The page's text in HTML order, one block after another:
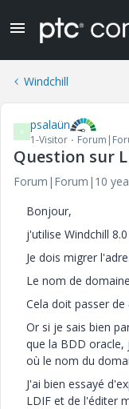
Windchill
P psalaün
1-Visitor
Question sur
Forum|Forum|10
Bonjour,
j'utilise Windchill
Je dois migrer
Le nom de
Cela doit passer de
Or si je sais bien
que la BDD oracle,
où le nom du
J'ai bien essayé
LDIF et de l'éditer